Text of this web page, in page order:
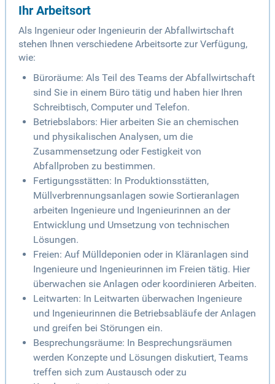
Ihr Arbeitsort
Als Ingenieur oder Ingenieurin der Abfallwirtschaft
stehen Ihnen verschiedene Arbeitsorte zur Verfügung,
wie:
Büroräume: Als Teil des Teams der Abfallwirtschaft
sind Sie in einem Büro tätig und haben hier Ihren
Schreibtisch, Computer und Telefon.
Betriebslabors: Hier arbeiten Sie an chemischen
und physikalischen Analysen, um die
Zusammensetzung oder Festigkeit von
Abfallproben zu bestimmen.
Fertigungsstätten: In Produktionsstätten,
Müllverbrennungsanlagen sowie Sortieranlagen
arbeiten Ingenieure und Ingenieurinnen an der
Entwicklung und Umsetzung von technischen
Lösungen.
Freien: Auf Mülldeponien oder in Kläranlagen sind
Ingenieure und Ingenieurinnen im Freien tätig. Hier
überwachen sie Anlagen oder koordinieren Arbeiten.
Leitwarten: In Leitwarten überwachen Ingenieure
und Ingenieurinnen die Betriebsabläufe der Anlagen
und greifen bei Störungen ein.
Besprechungsräume: In Besprechungsräumen
werden Konzepte und Lösungen diskutiert, Teams
treffen sich zum Austausch oder zu